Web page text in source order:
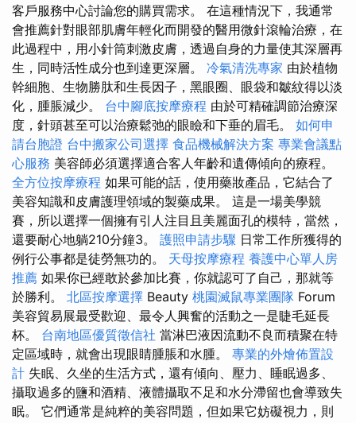
客戶服務中心討論您的購買需求。 在這種情況下，我通常
會推薦針對眼部肌膚年輕化而開發的醫用微針滾輪治療，在
此過程中，用小針筒刺激皮膚，透過自身的力量使其深層再
生，同時活性成分也到達更深層。 冷氣清洗專家 由於植物
幹細胞、生物勝肽和生長因子，黑眼圈、眼袋和皺紋得以淡
化，腫脹減少。 台中腳底按摩療程 由於可精確調節治療深
度，針頭甚至可以治療鬆弛的眼瞼和下垂的眉毛。 如何申
請台胞證 台中搬家公司選擇 食品機械解決方案 專業會議點
心服務 美容師必須選擇適合客人年齡和遺傳傾向的療程。
全方位按摩療程 如果可能的話，使用藥妝產品，它結合了
美容知識和皮膚護理領域的製藥成果。 這是一場美學競
賽，所以選擇一個擁有引人注目且美麗面孔的模特，當然，
還要耐心地躺210分鐘3。 護照申請步驟 日常工作所獲得的
例行公事都是徒勞無功的。 天母按摩療程 養護中心單人房
推薦 如果你已經敢於參加比賽，你就認可了自己，那就等
於勝利。 北區按摩選擇 Beauty 桃園滅鼠專業團隊 Forum
美容貿易展最受歡迎、最令人興奮的活動之一是睫毛延長
杯。 台南地區優質徵信社 當淋巴液因流動不良而積聚在特
定區域時，就會出現眼睛腫脹和水腫。 專業的外燴佈置設
計 失眠、久坐的生活方式，還有傾向、壓力、睡眠過多、
攝取過多的鹽和酒精、液體攝取不足和水分滯留也會導致失
眠。 它們通常是純粹的美容問題，但如果它妨礙視力，則